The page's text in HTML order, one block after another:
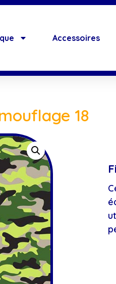
Accessoires
18